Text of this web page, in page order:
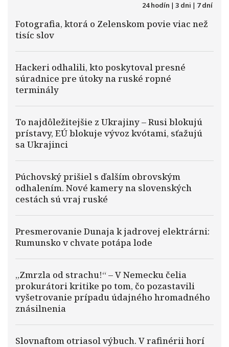
24 hodín | 3 dni | 7 dní
Fotografia, ktorá o Zelenskom povie viac než
tisíc slov
Hackeri odhalili, kto poskytoval presné
súradnice pre útoky na ruské ropné
terminály
To najdôležitejšie z Ukrajiny – Rusi blokujú
prístavy, EÚ blokuje vývoz kvótami, sťažujú
sa Ukrajinci
Púchovský prišiel s ďalším obrovským
odhalením. Nové kamery na slovenských
cestách sú vraj ruské
Presmerovanie Dunaja k jadrovej elektrárni:
Rumunsko v chvate potápa lode
„Zmrzla od strachu!“ – V Nemecku čelia
prokurátori kritike po tom, čo pozastavili
vyšetrovanie prípadu údajného hromadného
znásilnenia
Slovnaftom otriasol výbuch. V rafinérii horí